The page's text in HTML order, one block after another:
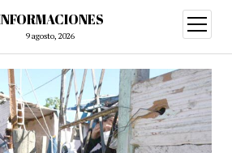
9 agosto, 2026
abrir
menú